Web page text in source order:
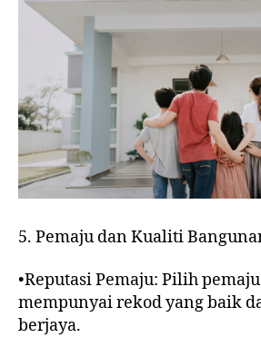
5. Pemaju dan Kualiti
•Reputasi Pemaju: Pilih
mempunyai rekod yang baik
berjaya.